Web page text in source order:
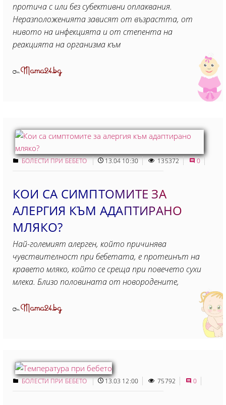
протича с или без субективни оплаквания.
Неразположенията зависят от възрастта, от
нивото на инфекцията и от степента на
реакцията на организма към
ОтMama24.bg
БОЛЕСТИ ПРИ БЕБЕТО 13.04 10:30 135372 0
КОИ СА СИМПТОМИТЕ ЗА
АЛЕРГИЯ КЪМ АДАПТИРАНО
МЛЯКО?
Най-големият алерген, който причинява
чувствителност при бебетата, е протеинът на
кравето мляко, който се среща при повечето сухи
млека. Близо половината от новородените,
ОтMama24.bg
БОЛЕСТИ ПРИ БЕБЕТО 13.03 12:00 75792 0